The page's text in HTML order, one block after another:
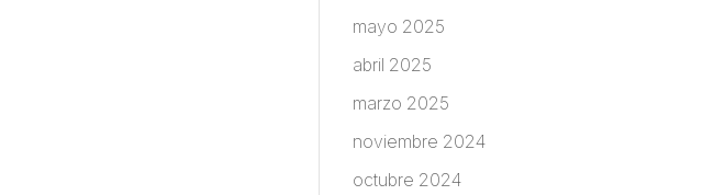
mayo 2025
abril 2025
marzo 2025
noviembre 2024
octubre 2024